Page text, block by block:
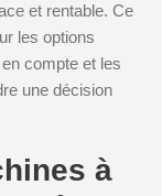
et rentable. Ce
les options
compte et les
une décision
à